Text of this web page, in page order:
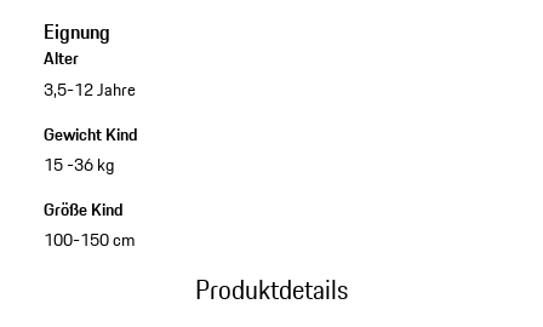
Eignung
Alter
3,5-12 Jahre
Gewicht Kind
15 -36 kg
Größe Kind
100-150 cm
Produktdetails